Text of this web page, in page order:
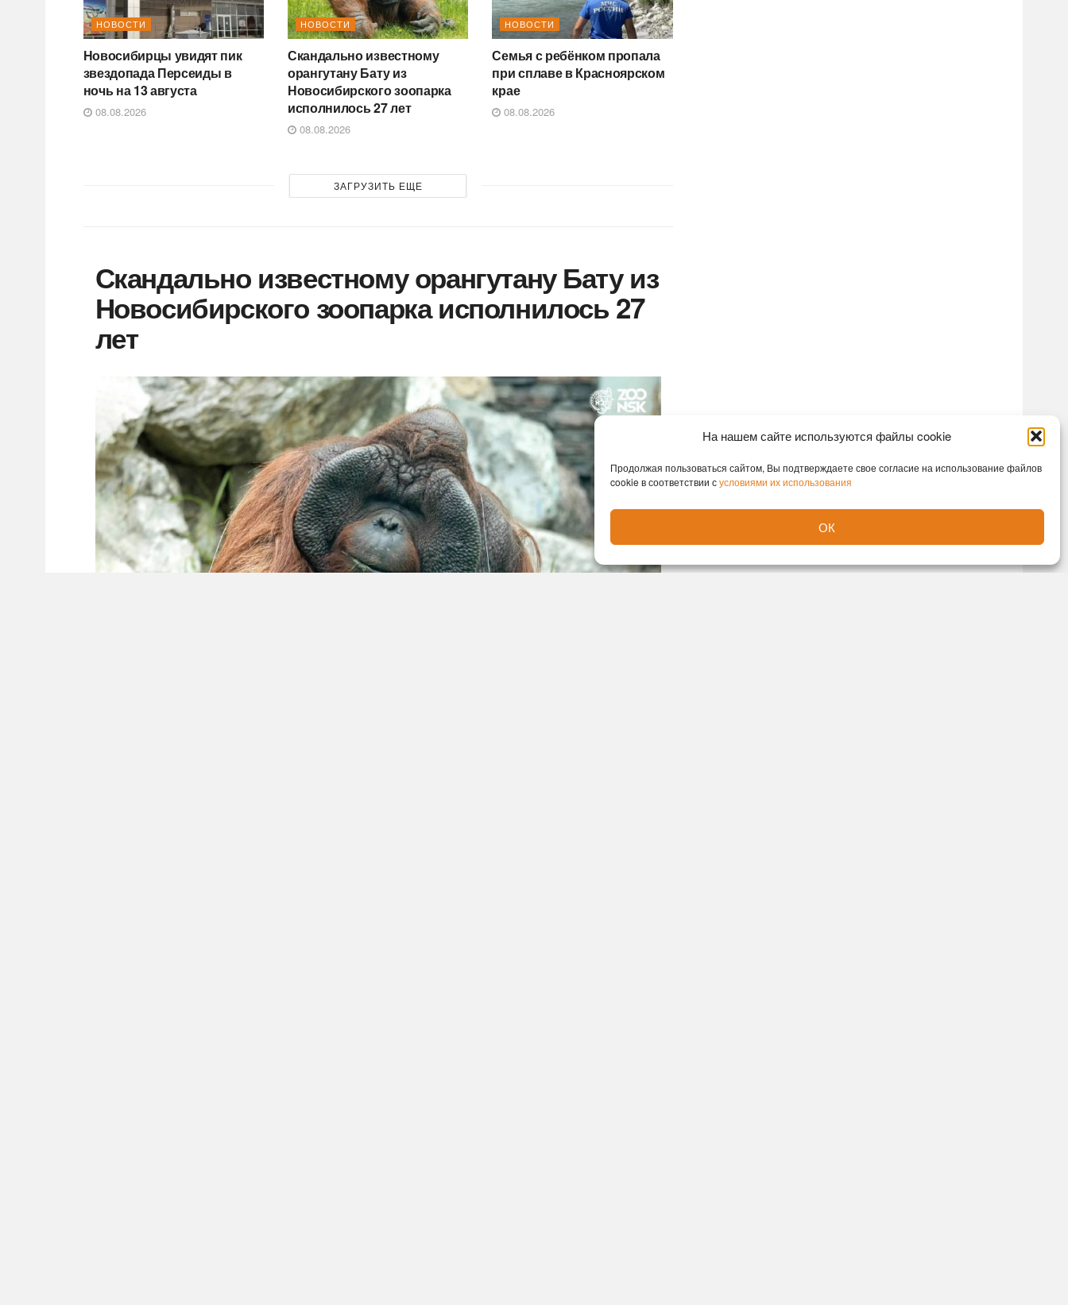
На нашем сайте используются файлы cookie
Продолжая пользоваться сайтом, Вы подтверждаете свое согласие на использование файлов
cookie в соответствии сусловиями их использования
ОК
НОВОСТИ
Новосибирцы увидят пик
звездопада Персеиды в
ночь на 13 августа
08.08.2026
НОВОСТИ
Скандально известному
орангутану Бату из
Новосибирского зоопарка
исполнилось 27 лет
08.08.2026
НОВОСТИ
Семья с ребёнком пропала
при сплаве в Красноярском
крае
08.08.2026
ЗАГРУЗИТЬ ЕЩЕ
Скандально известному орангутану Бату из
Новосибирского зоопарка исполнилось 27
лет